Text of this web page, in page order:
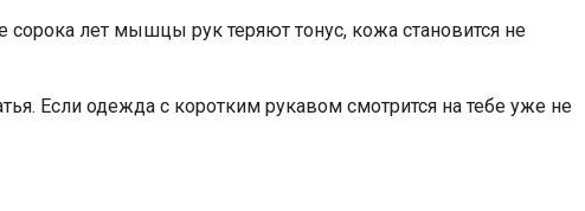
лет мышцы рук теряют тонус, кожа становится не
Если одежда с коротким рукавом смотрится на тебе уже не